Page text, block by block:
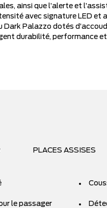
ainsi que l’alerte et
avec signature LED et
Palazzo dotés
durabilité, performance
PLACES ASSISES
le passager